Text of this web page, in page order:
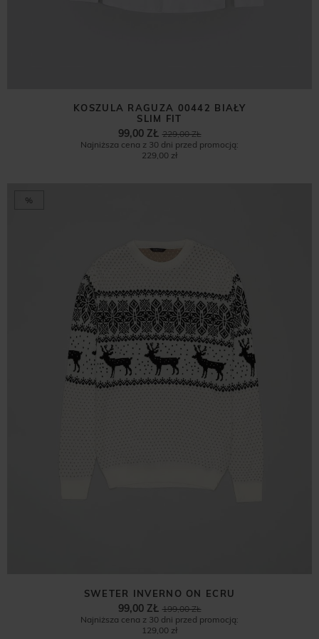
KOSZULA RAGUZA 00442 BIAŁY
SLIM FIT
229,00 ZŁ
99,00 ZŁ
Najniższa cena z 30 dni przed promocją:
229,00 zł
%
SWETER INVERNO ON ECRU
199,00 ZŁ
99,00 ZŁ
Najniższa cena z 30 dni przed promocją:
129,00 zł